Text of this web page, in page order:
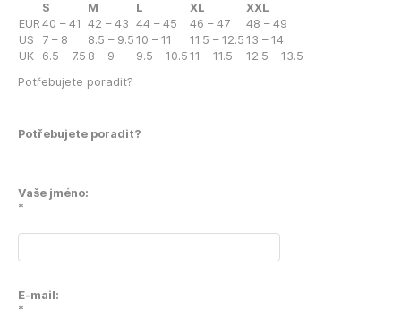
S M L XL
XXL
EUR 40 – 41 42 – 43 44 – 45 46 – 47
48 – 49
US
7 – 8 8.5 – 9.5 10 – 11 11.5 – 12.5 13 – 14
UK
6.5 – 7.5 8 – 9 9.5 – 10.5 11 – 11.5
12.5 – 13.5
Potřebujete poradit?
Potřebujete poradit?
Vaše jméno:
*
E-mail:
*